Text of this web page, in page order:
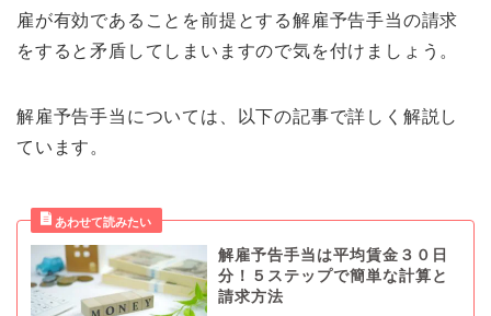
雇が有効であることを前提とする解雇予告手当の請求
をすると矛盾してしまいますので気を付けましょう。
解雇予告手当については、以下の記事で詳しく解説し
ています。
解雇予告手当は平均賃金３０日
分！５ステップで簡単な計算と
請求方法